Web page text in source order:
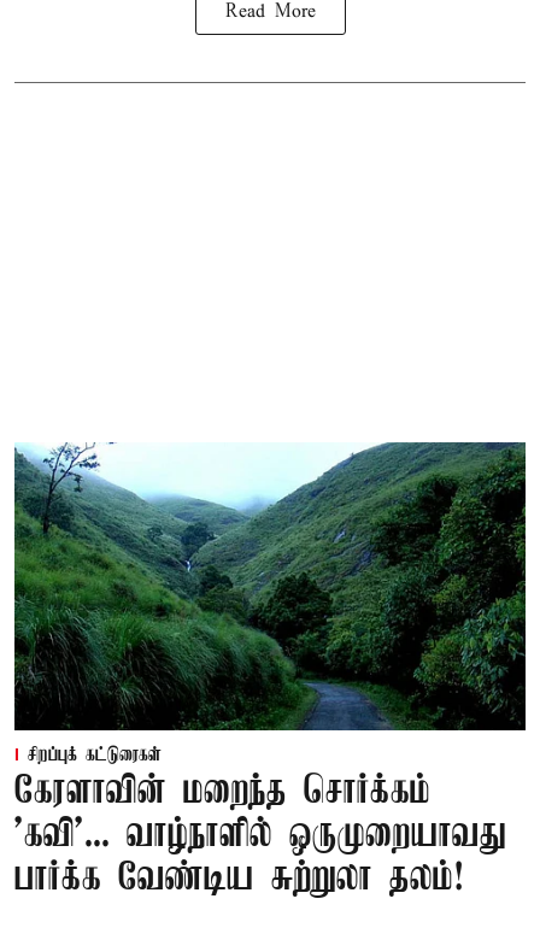
Read More
சிறப்புக் கட்டுரைகள்
கேரளாவின் மறைந்த சொர்க்கம்
'கவி'... வாழ்நாளில் ஒருமுறையாவது
பார்க்க வேண்டிய சுற்றுலா தலம்!